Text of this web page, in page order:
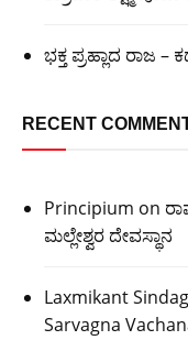
ಭಕ್ತ ಪ್ರಹ್ಲಾದ ರಾಜ –
RECENT
Principium on
ಮಲ್ಲೇಶ್ವರ ದೇವಸ್ಥಾನ
Laxmikant
Sarvagna